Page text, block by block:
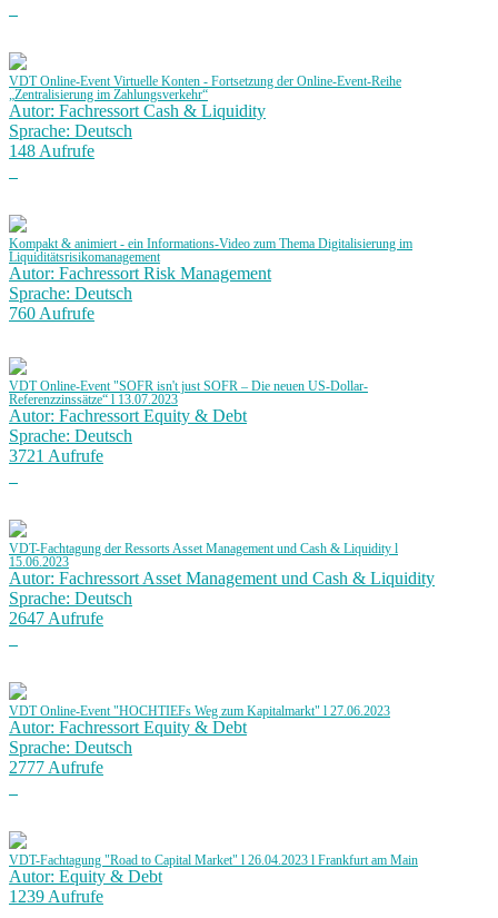
VDT Online-Event Virtuelle Konten - Fortsetzung der Online-Event-Reihe
„Zentralisierung im Zahlungsverkehr“
Autor: Fachressort Cash & Liquidity
Sprache: Deutsch
148 Aufrufe
Kompakt & animiert - ein Informations-Video zum Thema Digitalisierung im
Liquiditätsrisikomanagement
Autor: Fachressort Risk Management
Sprache: Deutsch
760 Aufrufe
VDT Online-Event "SOFR isn't just SOFR – Die neuen US-Dollar-
Referenzzinssätze“ l 13.07.2023
Autor: Fachressort Equity & Debt
Sprache: Deutsch
3721 Aufrufe
VDT-Fachtagung der Ressorts Asset Management und Cash & Liquidity l
15.06.2023
Autor: Fachressort Asset Management und Cash & Liquidity
Sprache: Deutsch
2647 Aufrufe
VDT Online-Event "HOCHTIEFs Weg zum Kapitalmarkt" l 27.06.2023
Autor: Fachressort Equity & Debt
Sprache: Deutsch
2777 Aufrufe
VDT-Fachtagung "Road to Capital Market" l 26.04.2023 l Frankfurt am Main
Autor: Equity & Debt
1239 Aufrufe